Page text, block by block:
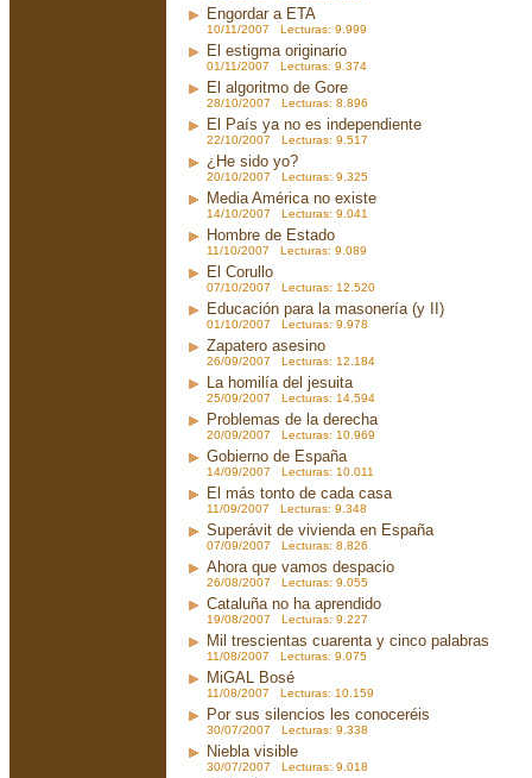
Engordar a ETA
10/11/2007 Lecturas: 9.999
El estigma originario
01/11/2007 Lecturas: 9.374
El algoritmo de Gore
28/10/2007 Lecturas: 8.896
El País ya no es independiente
22/10/2007 Lecturas: 9.517
¿He sido yo?
20/10/2007 Lecturas: 9.325
Media América no existe
14/10/2007 Lecturas: 9.041
Hombre de Estado
11/10/2007 Lecturas: 9.089
El Corullo
07/10/2007 Lecturas: 12.520
Educación para la masonería (y II)
01/10/2007 Lecturas: 9.978
Zapatero asesino
26/09/2007 Lecturas: 12.184
La homilía del jesuita
25/09/2007 Lecturas: 14.594
Problemas de la derecha
20/09/2007 Lecturas: 10.969
Gobierno de España
14/09/2007 Lecturas: 10.011
El más tonto de cada casa
11/09/2007 Lecturas: 9.348
Superávit de vivienda en España
07/09/2007 Lecturas: 8.826
Ahora que vamos despacio
26/08/2007 Lecturas: 9.055
Cataluña no ha aprendido
19/08/2007 Lecturas: 9.227
Mil trescientas cuarenta y cinco palabras
11/08/2007 Lecturas: 9.075
MiGAL Bosé
11/08/2007 Lecturas: 10.159
Por sus silencios les conoceréis
30/07/2007 Lecturas: 9.338
Niebla visible
30/07/2007 Lecturas: 9.018